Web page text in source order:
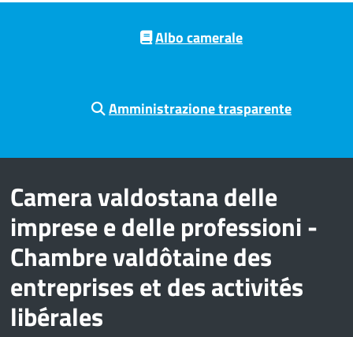
Albo camerale
Amministrazione trasparente
Camera valdostana delle
imprese e delle professioni -
Chambre valdôtaine des
entreprises et des activités
libérales